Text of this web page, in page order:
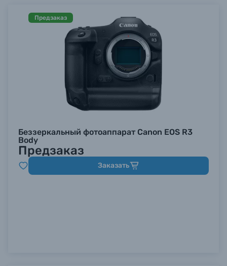
Предзаказ
Беззеркальный фотоаппарат Canon EOS R3
Body
Предзаказ
Заказать